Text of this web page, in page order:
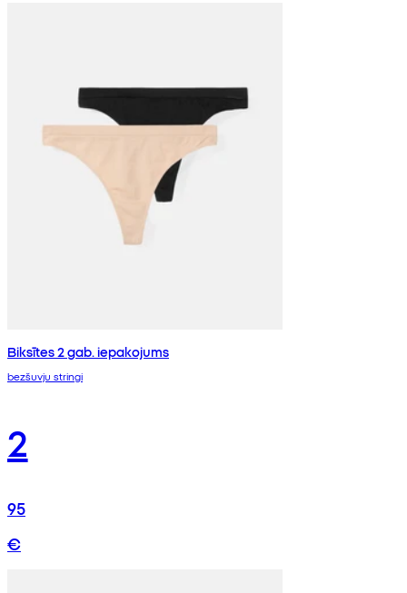
Biksītes 2 gab. iepakojums
bezšuvju stringi
2
95
€